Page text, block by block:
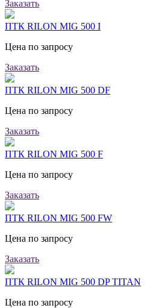
Заказать
ПТК RILON MIG 500 I
Цена по запросу
Заказать
ПТК RILON MIG 500 DF
Цена по запросу
Заказать
ПТК RILON MIG 500 F
Цена по запросу
Заказать
ПТК RILON MIG 500 FW
Цена по запросу
Заказать
ПТК RILON MIG 500 DP TITAN
Цена по запросу